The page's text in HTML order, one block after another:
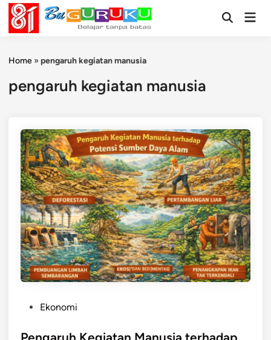
Skip
content
OpenMain
Home » pengaruh kegiatan manusia
pengaruh kegiatan manusia
s
Ekonomi